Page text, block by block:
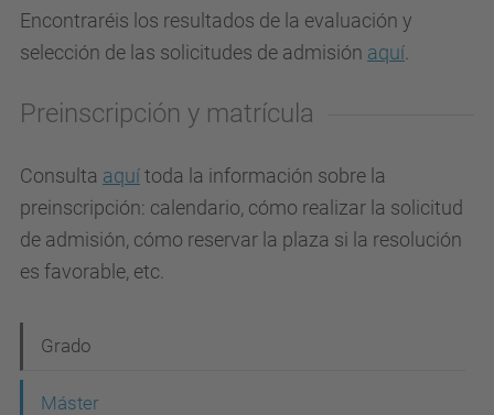
Encontraréis los resultados de la evaluación y
selección de las solicitudes de admisión aquí
Preinscripción y matrícula
Consulta aquítoda la información sobre la
preinscripción: calendario, cómo realizar la solicitud
de admisión, cómo reservar la plaza si la resolución
es favorable, etc.
a
Grado
Máster